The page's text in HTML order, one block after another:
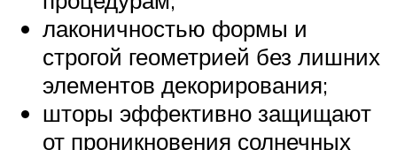
лаконичностью формы и
строгой геометрией без лишних
элементов декорирования;
шторы эффективно защищают
от проникновения солнечных